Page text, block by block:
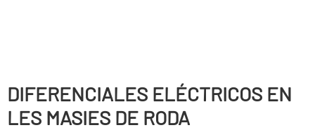
DIFERENCIALES ELÉCTRICOS EN
LES MASIES DE RODA